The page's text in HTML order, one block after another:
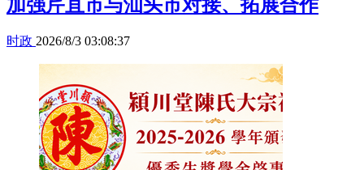
加强芹苴市与汕头市对接、拓展合作
时政 2026/8/3 03:08:37